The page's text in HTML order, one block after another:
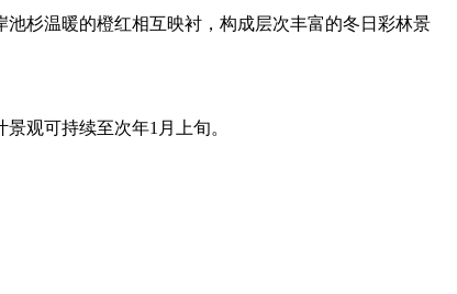
杉温暖的橙红相互映衬，构成层次丰富的冬日彩林景
观可持续至次年1月上旬。